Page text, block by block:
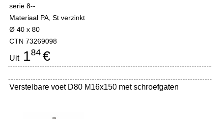
serie 8--
Materiaal PA, St verzinkt
Ø 40 x 80
CTN 73269098
Uit184 €
Verstelbare voet D80 M16x150 met schroefgaten